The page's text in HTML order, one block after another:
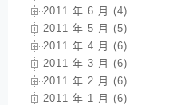
2011 年 6 月 (4)
2011 年 5 月 (5)
2011 年 4 月 (6)
2011 年 3 月 (6)
2011 年 2 月 (6)
2011 年 1 月 (6)